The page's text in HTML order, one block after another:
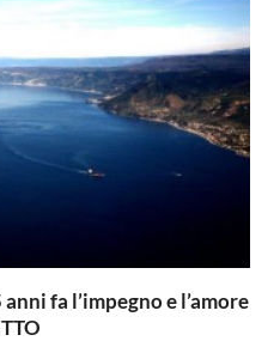
fa l’impegno e l’amore